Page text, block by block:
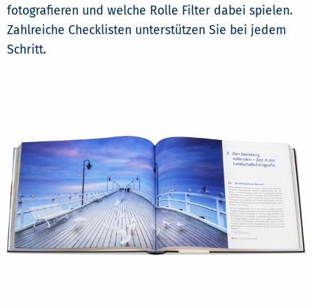
fotografieren und welche Rolle Filter dabei spielen.
Zahlreiche Checklisten unterstützen Sie bei jedem
Schritt.